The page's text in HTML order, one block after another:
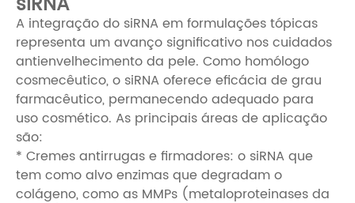
A integração do siRNA em formulações tópicas
representa um avanço significativo nos cuidados
antienvelhecimento da pele. Como homólogo
cosmecêutico, o siRNA oferece eficácia de grau
farmacêutico, permanecendo adequado para
uso cosmético. As principais áreas de aplicação
são:
* Cremes antirrugas e firmadores: o siRNA que
tem como alvo enzimas que degradam o
colágeno, como as MMPs (metaloproteinases da